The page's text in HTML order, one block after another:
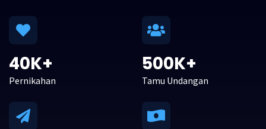
40K+
Pernikahan
500K+
Tamu Undangan